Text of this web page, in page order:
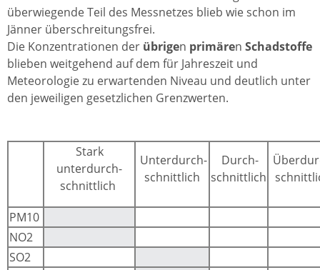
überwiegende Teil des Messnetzes blieb wie schon im
Jänner überschreitungsfrei.
Die Konzentrationen der übrigen primären Schadstoffe
blieben weitgehend auf dem für Jahreszeit und
Meteorologie zu erwartenden Niveau und deutlich unter
den jeweiligen gesetzlichen Grenzwerten.
Stark
unterdurch-
schnittlich
Unterdurch-
schnittlich
Durch-
schnittlich
PM10
NO2
SO2